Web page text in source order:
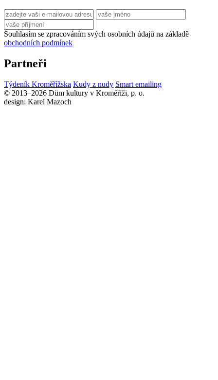
Souhlasím se zpracováním svých osobních údajů na základě
obchodních podmínek
Partneři
Týdeník Kroměřížska Kudy z nudy Smart emailing
© 2013–2026 Dům kultury v Kroměříži, p. o.
design: Karel Mazoch